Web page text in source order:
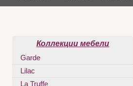
Коллекции мебели
Garde
Lilac
La Truffe